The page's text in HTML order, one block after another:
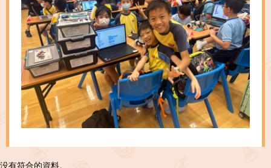
没有符合的資料。